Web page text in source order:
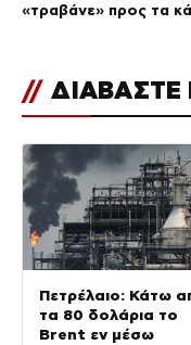
«τραβάνε» προς τα
// ΔΙΑΒΑΣΤΕ
Πετρέλαιο: Κάτω
τα 80 δολάρια το
Brent εν μέσω